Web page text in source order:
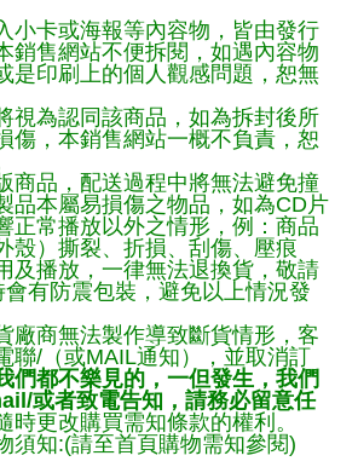
小卡或海報等內容物，皆由發行
銷售網站不便拆閱，如遇內容物
是印刷上的個人觀感問題，恕無
視為認同該商品，如為拆封後所
傷，本銷售網站一概不負責，恕
商品，配送過程中將無法避免撞
品本屬易損傷之物品，如為CD片
正常播放以外之情形，例：商品
殼）撕裂、折損、刮傷、壓痕
及播放，一律無法退換貨，敬請
會有防震包裝，避免以上情況發
廠商無法製作導致斷貨情形，客
聯/（或MAIL通知），並取消訂
們都不樂見的，一但發生，我們
或者致電告知，請務必留意任
時更改購買需知條款的權利。
須知:(請至首頁購物需知參閱)